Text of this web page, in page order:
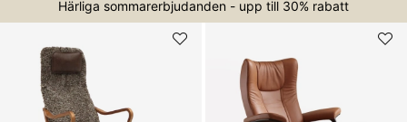
Härliga sommarerbjudanden - upp till 30% rabatt